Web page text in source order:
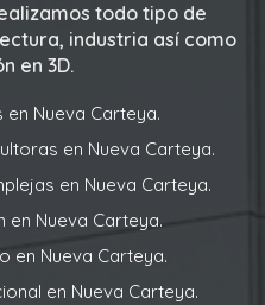
todo tipo de
industria así como
en 3D.
Nueva Carteya.
en Nueva Carteya.
en Nueva Carteya.
en Nueva Carteya.
en Nueva Carteya.
en Nueva Carteya.